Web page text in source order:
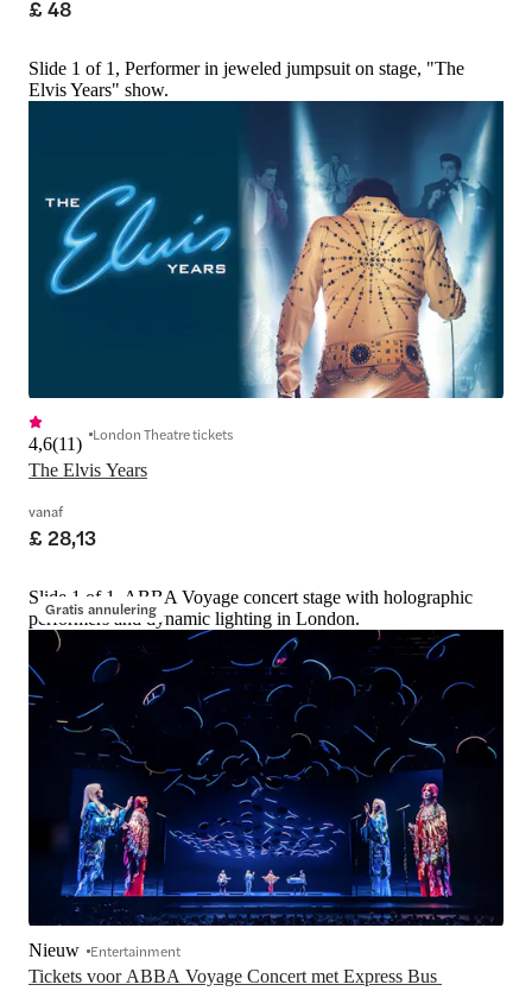
£ 48
Slide 1 of 1, Performer in jeweled jumpsuit on stage, "The
Elvis Years" show.
The Elvis Years
4,6(11) London Theatre tickets
vanaf
£ 28,13
Gratis annulering
Slide 1 of 1, ABBA Voyage concert stage with holographic
performers and dynamic lighting in London.
Tickets voor ABBA Voyage Concert met Express Bus
Nieuw Entertainment